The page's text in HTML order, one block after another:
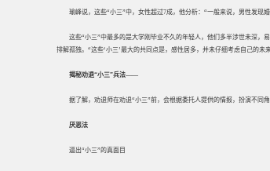
瑜峰说，这些“小三”中，女性超过7成，他分析：“一般来说，男性发现
这些“小三”中最多的是大学刚毕业不久的年轻人，他们多半涉世未深，
排解孤独。“这些‘小三’最大的共同点是，感性居多，并未仔细考虑自己的未
揭秘劝退“小三”兵法——
据了解，劝退师在劝退“小三”前，会根据委托人提供的情报，扮演不同
厌恶法
逼出“小三”的真面目